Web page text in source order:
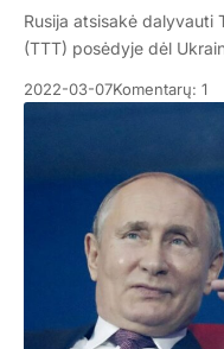
Rusija atsisakė dalyvauti
(TTT) posėdyje dėl
2022-03-07Komentarų: 1